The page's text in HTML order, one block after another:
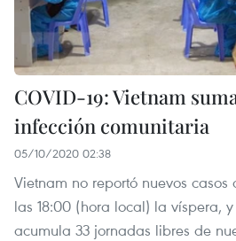
COVID-19: Vietnam
infección comunitaria
05/10/2020 02:38
Vietnam no reportó nuevos casos
las 18:00 (hora local) la víspera,
acumula 33 jornadas libres de